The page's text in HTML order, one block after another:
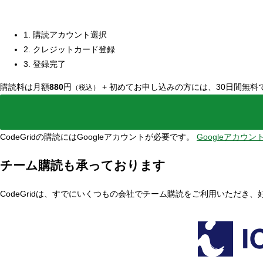
1. 購読アカウント選択
2. クレジットカード登録
3. 登録完了
購読料は月額880円 （税込） + 初めてお申し込みの方には、30日間無料
CodeGridの購読にはGoogleアカウントが必要です。 Googleアカウン
チーム購読も承っております
CodeGridは、すでにいくつもの会社でチーム購読をご利用いただき、